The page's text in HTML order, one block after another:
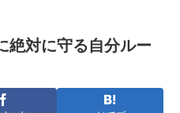
絶対に守る自分ルー